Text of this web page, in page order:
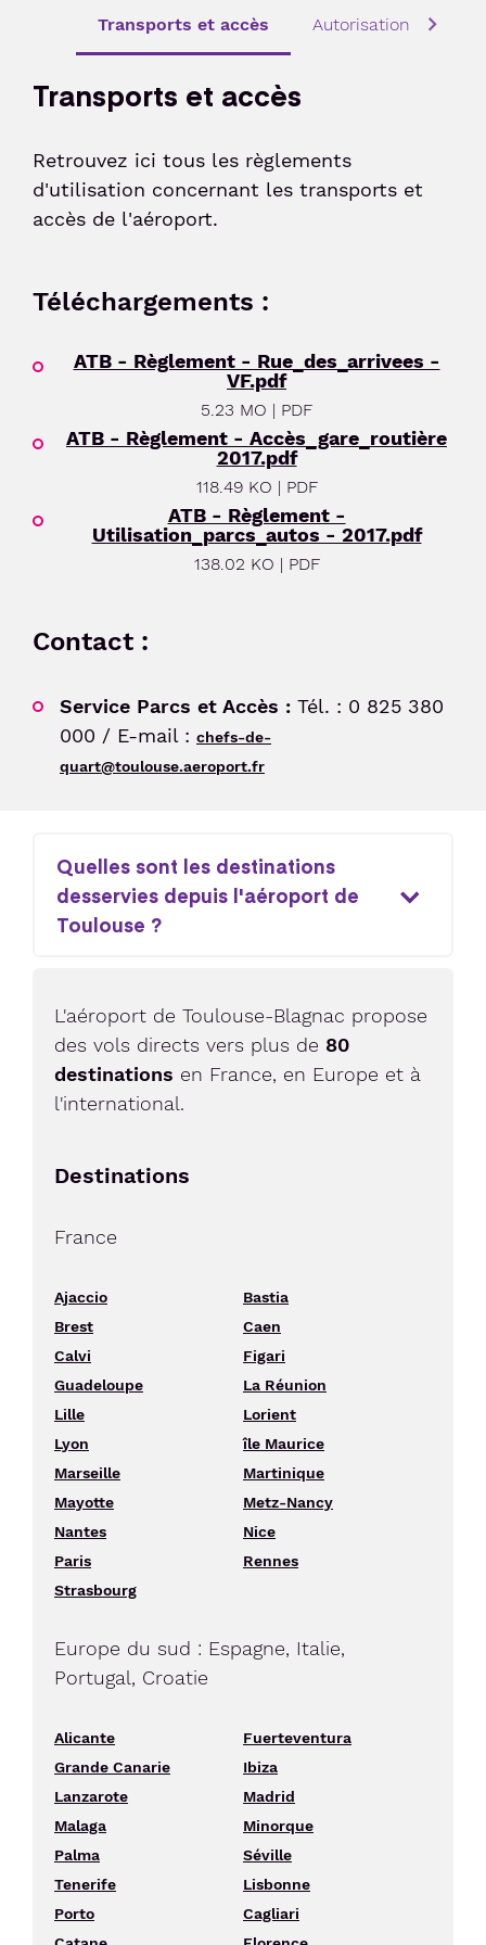
Compagnies & Charters
Compagnies aériennes
Vols Charters
Suivi de commande de billets
Liaisons Bus
Service Voiturier
Location de voitures
Réservez votre parking
Animations culturelles
Détente et divertissement
Station de recharge électrique
Passer le contrôle sûreté
Duty-free
Consigne et expédition d'objets
Après votre voyage
Douane
Détaxe
Voyager en Famille
Sénior et PMR
Meet & Greet
Politique sociétale
Confiance clients
Transports et accès Autorisations d’accès
Transports et accès
Retrouvez ici tous les règlements
d'utilisation concernant les transports et
accès de l'aéroport.
Téléchargements :
ATB - Règlement - Rue_des_arrivees -
VF.pdf
5.23 MO | PDF
ATB - Règlement - Accès_gare_routière
2017.pdf
118.49 KO | PDF
ATB - Règlement -
Utilisation_parcs_autos - 2017.pdf
138.02 KO | PDF
Contact :
Service Parcs et Accès : Tél. : 0 825 380
000 / E-mail : chefs-de-
quart@toulouse.aeroport.fr
Quelles sont les destinations
desservies depuis l'aéroport de
Toulouse ?
L'aéroport de Toulouse-Blagnac propose
des vols directs vers plus de 80
destinations en France, en Europe et à
l'international.
Destinations
France
Ajaccio
Bastia
Brest
Caen
Calvi
Figari
Guadeloupe
La Réunion
Lille
Lorient
Lyon
île Maurice
Marseille
Martinique
Mayotte
Metz-Nancy
Nantes
Nice
Paris
Rennes
Strasbourg
Europe du sud : Espagne, Italie,
Portugal, Croatie
Alicante
Fuerteventura
Grande Canarie
Ibiza
Lanzarote
Madrid
Malaga
Minorque
Palma
Séville
Tenerife
Lisbonne
Porto
Cagliari